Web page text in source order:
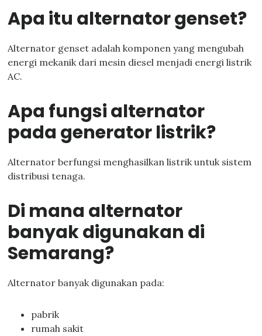
Apa itu alternator genset?
Alternator genset adalah komponen yang mengubah
energi mekanik dari mesin diesel menjadi energi listrik
AC.
Apa fungsi alternator
pada generator listrik?
Alternator berfungsi menghasilkan listrik untuk sistem
distribusi tenaga.
Di mana alternator
banyak digunakan di
Semarang?
Alternator banyak digunakan pada:
pabrik
rumah sakit